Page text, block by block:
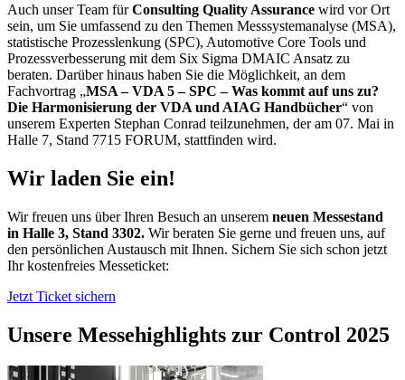
Auch unser Team fürConsulting Quality Assurance wird vor Ort
sein, um Sie umfassend zu den Themen Messsystemanalyse (MSA),
statistische Prozesslenkung (SPC), Automotive Core Tools und
Prozessverbesserung mit dem Six Sigma DMAIC Ansatz zu
beraten. Darüber hinaus haben Sie die Möglichkeit, an dem
Fachvortrag „MSA – VDA 5 – SPC – Was kommt auf uns zu?
Die Harmonisierung der VDA und AIAG Handbücher“ von
unserem Experten Stephan Conrad teilzunehmen, der am 07. Mai in
Halle 7, Stand 7715 FORUM, stattfinden wird.
Wir laden Sie ein!
Wir freuen uns über Ihren Besuch an unserem neuen Messestand
in Halle 3, Stand 3302. Wir beraten Sie gerne und freuen uns, auf
den persönlichen Austausch mit Ihnen. Sichern Sie sich schon jetzt
Ihr kostenfreies Messeticket:
Jetzt Ticket sichern
Unsere Messehighlights zur Control 2025